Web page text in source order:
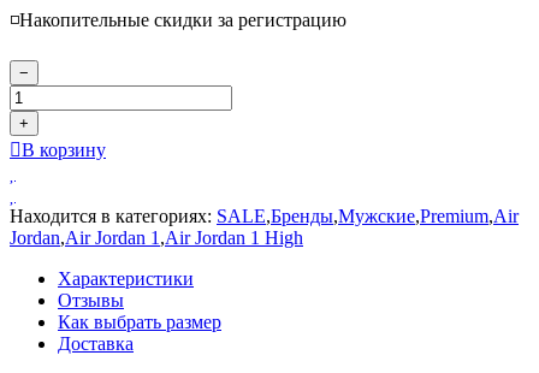
◽️Накопительные скидки за регистрацию
−
+
В корзину
Находится в категориях: SALE,Бренды,Мужские,Premium,Air
Jordan,Air Jordan 1,Air Jordan 1 High
Характеристики
Отзывы
Как выбрать размер
Доставка